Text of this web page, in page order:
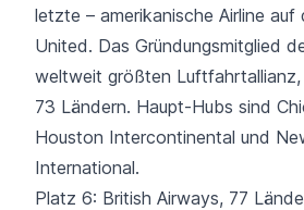
letzte – amerikanische Airline auf
United. Das Gründungsmitglied
weltweit größten Luftfahrtallianz,
73 Ländern. Haupt-Hubs sind
Houston Intercontinental und
International.
Platz 6: British Airways, 77